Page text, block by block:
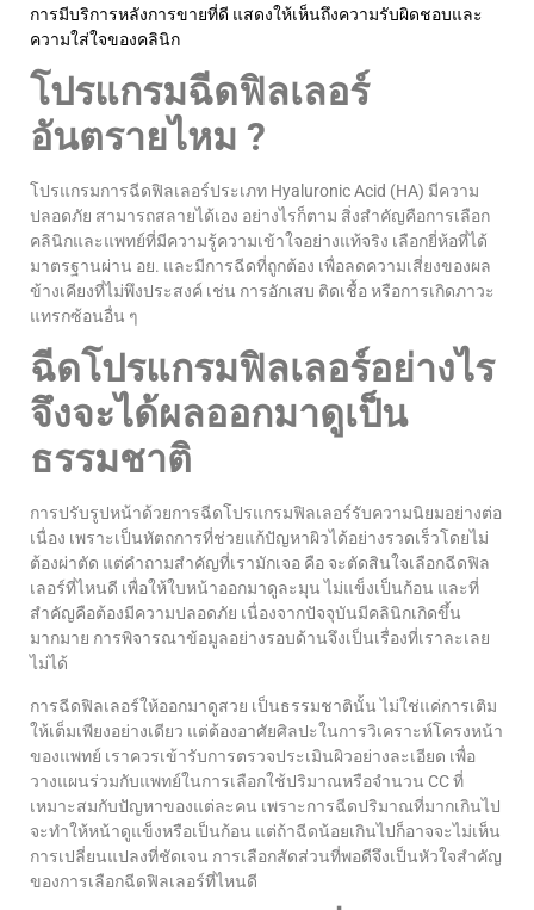
การมีบริการหลังการขายที่ดี แสดงให้เห็นถึงความรับผิดชอบและ
ความใส่ใจของคลินิก
โปรแกรมฉีดฟิลเลอร์
อันตรายไหม ?
โปรแกรมการฉีดฟิลเลอร์ประเภท Hyaluronic Acid (HA) มีความ
ปลอดภัย สามารถสลายได้เอง อย่างไรก็ตาม สิ่งสำคัญคือการเลือก
คลินิกและแพทย์ที่มีความรู้ความเข้าใจอย่างแท้จริง เลือกยี่ห้อที่ได้
มาตรฐานผ่าน อย. และมีการฉีดที่ถูกต้อง เพื่อลดความเสี่ยงของผล
ข้างเคียงที่ไม่พึงประสงค์ เช่น การอักเสบ ติดเชื้อ หรือการเกิดภาวะ
แทรกซ้อนอื่น ๆ
ฉีดโปรแกรมฟิลเลอร์อย่างไร
จึงจะได้ผลออกมาดูเป็น
ธรรมชาติ
การปรับรูปหน้าด้วยการฉีดโปรแกรมฟิลเลอร์รับความนิยมอย่างต่อ
เนื่อง เพราะเป็นหัตถการที่ช่วยแก้ปัญหาผิวได้อย่างรวดเร็วโดยไม่
ต้องผ่าตัด แต่คำถามสำคัญที่เรามักเจอ คือ จะตัดสินใจเลือกฉีดฟิล
เลอร์ที่ไหนดี เพื่อให้ใบหน้าออกมาดูละมุน ไม่แข็งเป็นก้อน และที่
สำคัญคือต้องมีความปลอดภัย เนื่องจากปัจจุบันมีคลินิกเกิดขึ้น
มากมาย การพิจารณาข้อมูลอย่างรอบด้านจึงเป็นเรื่องที่เราละเลย
ไม่ได้
การฉีดฟิลเลอร์ให้ออกมาดูสวย เป็นธรรมชาตินั้น ไม่ใช่แค่การเติม
ให้เต็มเพียงอย่างเดียว แต่ต้องอาศัยศิลปะในการวิเคราะห์โครงหน้า
ของแพทย์ เราควรเข้ารับการตรวจประเมินผิวอย่างละเอียด เพื่อ
วางแผนร่วมกับแพทย์ในการเลือกใช้ปริมาณหรือจำนวน CC ที่
เหมาะสมกับปัญหาของแต่ละคน เพราะการฉีดปริมาณที่มากเกินไป
จะทำให้หน้าดูแข็งหรือเป็นก้อน แต่ถ้าฉีดน้อยเกินไปก็อาจจะไม่เห็น
การเปลี่ยนแปลงที่ชัดเจน การเลือกสัดส่วนที่พอดีจึงเป็นหัวใจสำคัญ
ของการเลือกฉีดฟิลเลอร์ที่ไหนดี